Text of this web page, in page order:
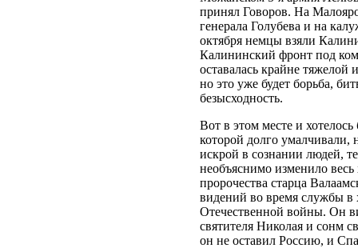
принял Говоров. На
генерала Голубева и на
октября немцы взяли
Калининский фронт под
оставалась крайне тяжелой
но это уже будет борьба,
безысходность.
Вот в этом месте и
которой долго умалчивали,
искрой в сознании людей,
необъяснимо изменило
пророчества старца
видений во время службы в
Отечественной войны. Он
святителя Николая и сонм
он не оставил Россию, и